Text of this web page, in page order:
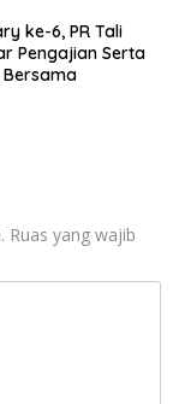
ke-6, PR Tali
Pengajian Serta
Ruas yang wajib